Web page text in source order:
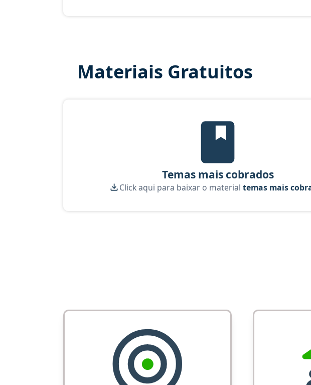
Materiais Gratuitos
Temas mais cobrados,
Temas mais cobrados
Click aqui para baixar o material temas mais